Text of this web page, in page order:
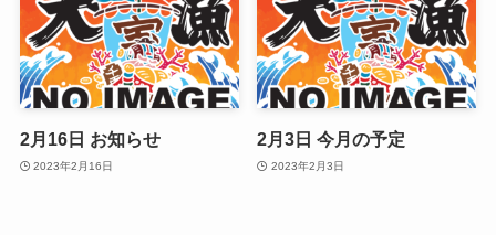
2月16日 お知らせ
2023年2月16日
2月3日 今月の予定
2023年2月3日